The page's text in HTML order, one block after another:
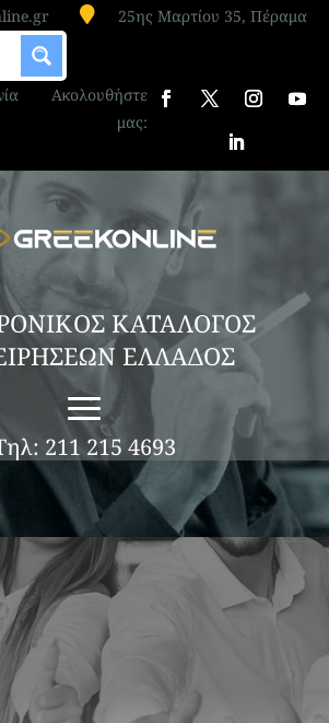
 25ης Μαρτίου 35, Πέραμα
Ακολουθήστε
μας:
ΚΑΤΑΛΟΓΟΣ
ΕΛΛΑΔΟΣ
211 215 4693
ΚΡΕΑΤΩΝ
Meat ξεκίνησε τη λειτουργία
του 2009 σε σύγχρονες
παραγωγής στον Ασπρόπυργο
αντικείμενό της έχει την
τυποποίηση προϊόντων
της...